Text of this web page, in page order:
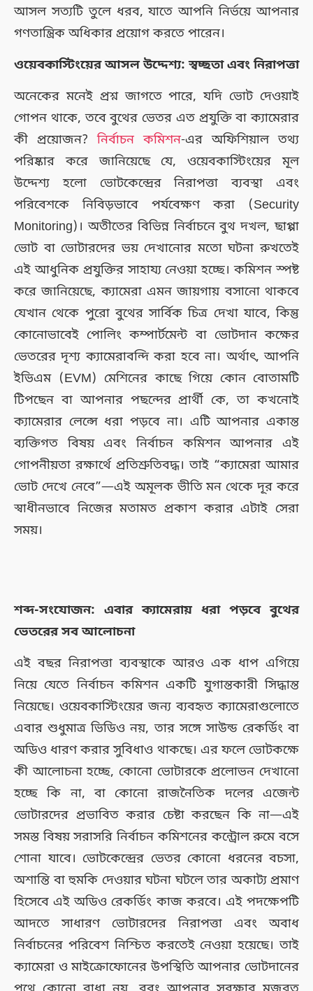
আসল সত্যটি তুলে ধরব, যাতে আপনি নির্ভয়ে আপনার
গণতান্ত্রিক অধিকার প্রয়োগ করতে পারেন।
ওয়েবকাস্টিংয়ের আসল উদ্দেশ্য: স্বচ্ছতা এবং নিরাপত্তা
অনেকের মনেই প্রশ্ন জাগতে পারে, যদি ভোট দেওয়াই
গোপন থাকে, তবে বুথের ভেতর এত প্রযুক্তি বা ক্যামেরার
কী প্রয়োজন?নির্বাচন কমিশন-এর অফিশিয়াল তথ্য
পরিষ্কার করে জানিয়েছে যে, ওয়েবকাস্টিংয়ের মূল
উদ্দেশ্য হলো ভোটকেন্দ্রের নিরাপত্তা ব্যবস্থা এবং
পরিবেশকে নিবিড়ভাবে পর্যবেক্ষণ করা (Security
Monitoring)। অতীতের বিভিন্ন নির্বাচনে বুথ দখল, ছাপ্পা
ভোট বা ভোটারদের ভয় দেখানোর মতো ঘটনা রুখতেই
এই আধুনিক প্রযুক্তির সাহায্য নেওয়া হচ্ছে। কমিশন স্পষ্ট
করে জানিয়েছে, ক্যামেরা এমন জায়গায় বসানো থাকবে
যেখান থেকে পুরো বুথের সার্বিক চিত্র দেখা যাবে, কিন্তু
কোনোভাবেই পোলিং কম্পার্টমেন্ট বা ভোটদান কক্ষের
ভেতরের দৃশ্য ক্যামেরাবন্দি করা হবে না। অর্থাৎ, আপনি
ইভিএম (EVM) মেশিনের কাছে গিয়ে কোন বোতামটি
টিপছেন বা আপনার পছন্দের প্রার্থী কে, তা কখনোই
ক্যামেরার লেন্সে ধরা পড়বে না। এটি আপনার একান্ত
ব্যক্তিগত বিষয় এবং নির্বাচন কমিশন আপনার এই
গোপনীয়তা রক্ষার্থে প্রতিশ্রুতিবদ্ধ। তাই “ক্যামেরা আমার
ভোট দেখে নেবে”—এই অমূলক ভীতি মন থেকে দূর করে
স্বাধীনভাবে নিজের মতামত প্রকাশ করার এটাই সেরা
সময়।
শব্দ-সংযোজন: এবার ক্যামেরায় ধরা পড়বে বুথের
ভেতরের সব আলোচনা
এই বছর নিরাপত্তা ব্যবস্থাকে আরও এক ধাপ এগিয়ে
নিয়ে যেতে নির্বাচন কমিশন একটি যুগান্তকারী সিদ্ধান্ত
নিয়েছে। ওয়েবকাস্টিংয়ের জন্য ব্যবহৃত ক্যামেরাগুলোতে
এবার শুধুমাত্র ভিডিও নয়, তার সঙ্গে সাউন্ড রেকর্ডিং বা
অডিও ধারণ করার সুবিধাও থাকছে। এর ফলে ভোটকক্ষে
কী আলোচনা হচ্ছে, কোনো ভোটারকে প্রলোভন দেখানো
হচ্ছে কি না, বা কোনো রাজনৈতিক দলের এজেন্ট
ভোটারদের প্রভাবিত করার চেষ্টা করছেন কি না—এই
সমস্ত বিষয় সরাসরি নির্বাচন কমিশনের কন্ট্রোল রুমে বসে
শোনা যাবে। ভোটকেন্দ্রের ভেতর কোনো ধরনের বচসা,
অশান্তি বা হুমকি দেওয়ার ঘটনা ঘটলে তার অকাট্য প্রমাণ
হিসেবে এই অডিও রেকর্ডিং কাজ করবে। এই পদক্ষেপটি
আদতে সাধারণ ভোটারদের নিরাপত্তা এবং অবাধ
নির্বাচনের পরিবেশ নিশ্চিত করতেই নেওয়া হয়েছে। তাই
ক্যামেরা ও মাইক্রোফোনের উপস্থিতি আপনার ভোটদানের